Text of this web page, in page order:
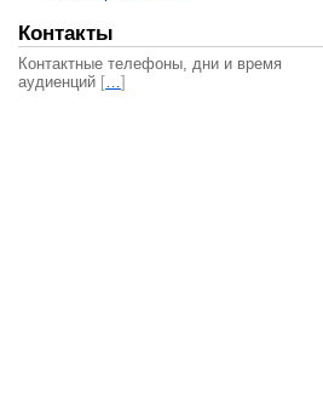
Контакты
Контактные телефоны, дни и время
аудиенций […]